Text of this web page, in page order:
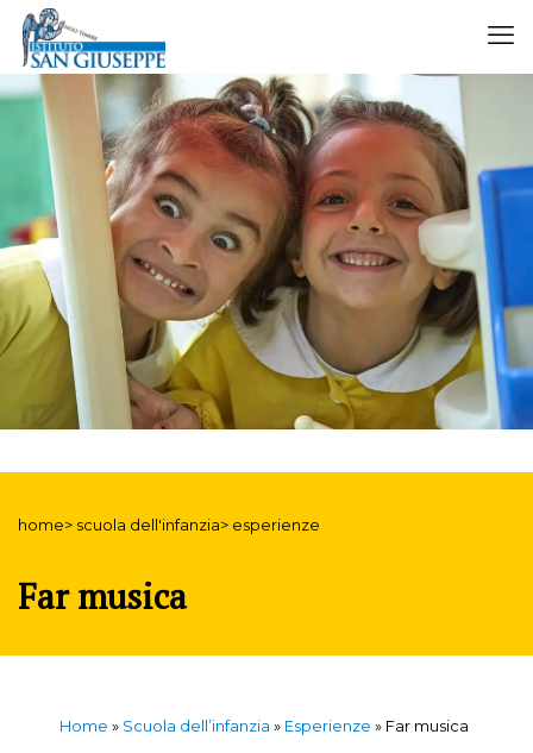
home> scuola dell'infanzia> esperienze
Far musica
Home » Scuola dell’infanzia » Esperienze » Far musica